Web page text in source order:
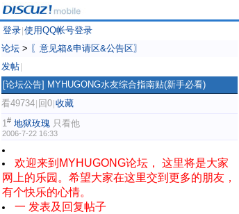
登录 使用QQ帐号登录
论坛 > 〖意见箱&申请区&公告区〗
发帖
[论坛公告] MYHUGONG水友综合指南贴(新手必看)
看49734 回0 收藏
1# 地狱玫瑰 只看他
2006-7-22 16:33
欢迎来到MYHUGONG论坛， 这里将是大家
网上的乐园。希望大家在这里交到更多的朋友，
有个快乐的心情。
一 发表及回复帖子